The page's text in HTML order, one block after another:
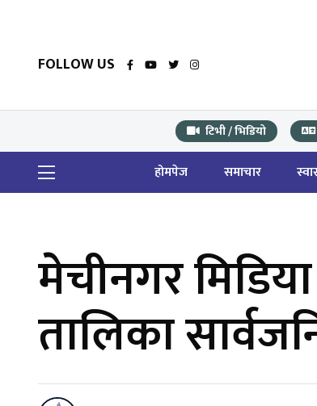
FOLLOW US
टिभी / भिडियो
होमपेज समाचार
मेचीनगर
तालिका